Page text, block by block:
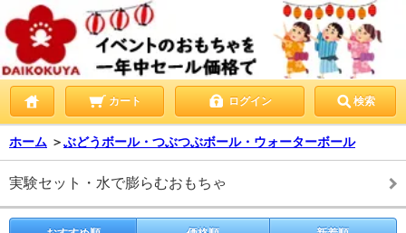
カート ログイン 検索
ホーム ＞ぶどうボール・つぶつぶボール・ウォーターボール
実験セット・水で膨らむおもちゃ